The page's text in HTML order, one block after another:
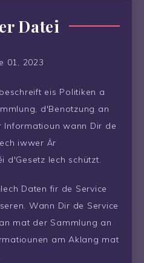
Datei
01, 2023
eis Politiken a
d'Benotzung an
Informatioun wann Dir de
iwwer Är
d'Gesetz Iech schützt.
Daten fir de Service
Wann Dir de Service
mat der Sammlung an
am Aklang mat